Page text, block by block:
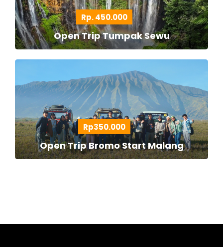
Rp. 450.000
Open Trip Tumpak Sewu
Rp350.000
Open Trip Bromo Start Malang